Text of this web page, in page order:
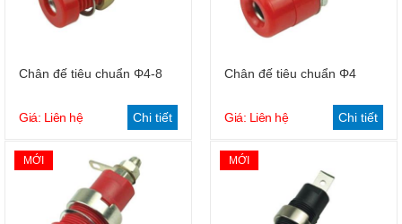
Chân đế tiêu chuẩn Φ4-8
Giá: Liên hệ Chi tiết
Chân đế tiêu chuẩn Φ4
Giá: Liên hệ Chi tiết
MỚI MỚI